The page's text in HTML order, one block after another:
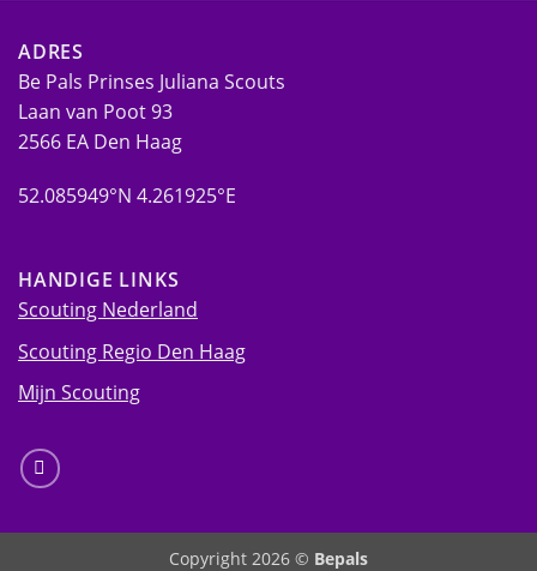
ADRES
Be Pals Prinses Juliana Scouts
Laan van Poot 93
2566 EA Den Haag
52.085949°N 4.261925°E
HANDIGE LINKS
Scouting Nederland
Scouting Regio Den Haag
Mijn Scouting
Copyright 2026 © Bepals